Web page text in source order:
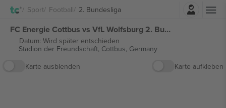
Sport Football 2. Bundesliga
FC Energie Cottbus vs VfL Wolfsburg 2. Bundesliga tickets
Datum: Wird später entschieden
Stadion der Freundschaft, Cottbus, Germany
Karte ausblenden
Karte aufkleben